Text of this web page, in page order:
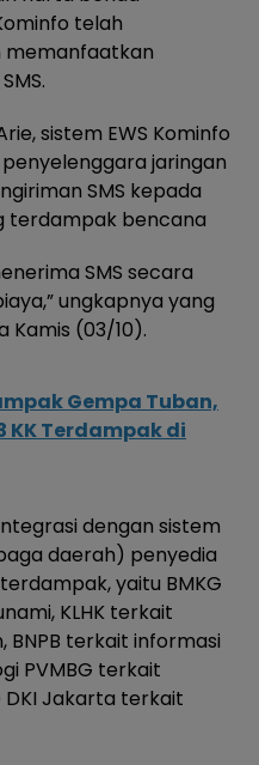
telah
memanfaatkan
sistem EWS Kominfo
jaringan
SMS kepada
terdampak bencana
SMS secara
ungkapnya yang
Kamis (03/10).
Gempa Tuban,
KK Terdampak di
dengan sistem
daerah) penyedia
yaitu BMKG
KLHK terkait
terkait informasi
PVMBG terkait
DKI Jakarta terkait